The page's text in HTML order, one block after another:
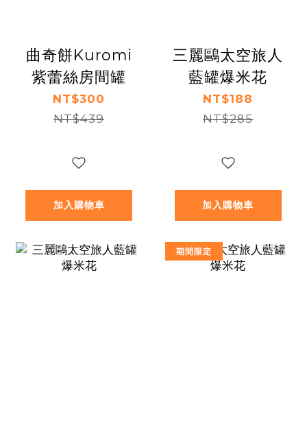
曲奇餅Kuromi
紫蕾絲房間罐
NT$300
NT$439
加入購物車
三麗鷗太空旅人
藍罐爆米花
NT$188
NT$285
加入購物車
期間限定